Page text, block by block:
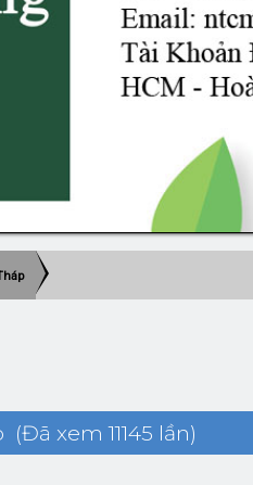
xem 11145 lần)